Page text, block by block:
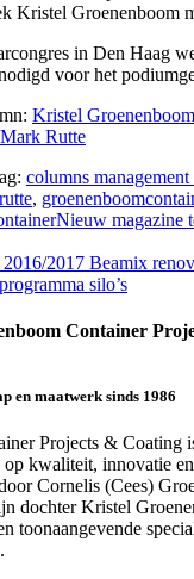
Kristel Groenenboom
in Den Haag
voor het
Kristel
Rutte
columns management
,
Nieuw magazine
2017 Beamix
Container
en maatwerk sinds 1986
Projects & Coating
op kwaliteit, innovatie
Cornelis (Cees)
dochter Kristel
toonaangevende